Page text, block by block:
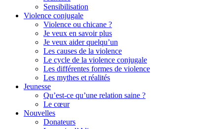
Sensibilisation
Violence conjugale
Violence ou chicane ?
Je veux en savoir plus
Je veux aider quelqu’un
Les causes de la violence
Le cycle de la violence conjugale
Les différentes formes de violence
Les mythes et réalités
Jeunesse
Qu’est-ce qu’une relation saine ?
Le cœur
Nouvelles
Donateurs